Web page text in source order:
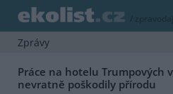
/
Zprávy
Práce na hotelu Trumpových
nevratně poškodily přírodu